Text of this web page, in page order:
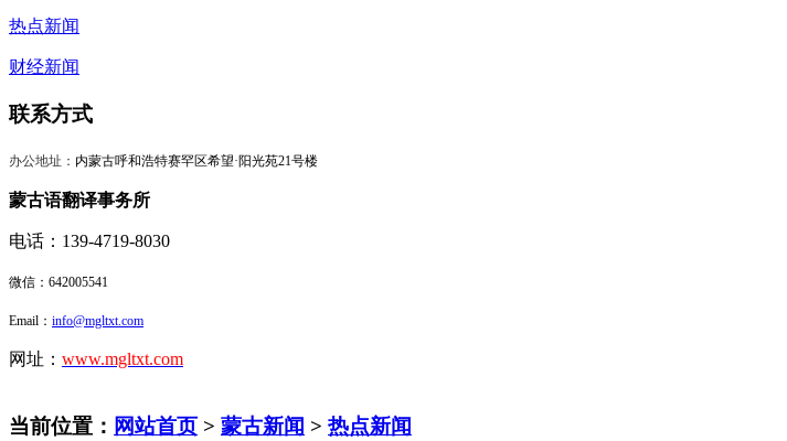
热点新闻
财经新闻
联系方式
办公地址： 内蒙古呼和浩特赛罕区希望·阳光苑21号楼
蒙古语翻译事务所
电话：139-4719-8030
微信： 642005541
Email： info@mgltxt.com
网址： www.mgltxt.com
当前位置： 网站首页 > 蒙古新闻 > 热点新闻